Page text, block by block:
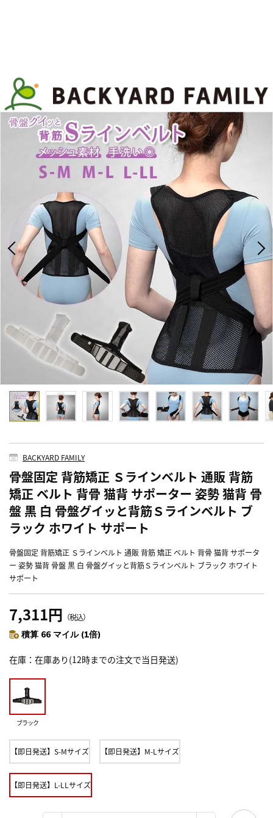
BACKYARD FAMILY
骨盤固定 背筋矯正 Ｓラインベルト 通販 背筋
矯正 ベルト 背骨 猫背 サポーター 姿勢 猫背 骨
盤 黒 白 骨盤グイッと背筋Ｓラインベルト ブ
ラック ホワイト サポート
骨盤固定 背筋矯正 Ｓラインベルト 通販 背筋 矯正 ベルト 背骨 猫背 サポータ
ー 姿勢 猫背 骨盤 黒 白 骨盤グイッと背筋Ｓラインベルト ブラック ホワイト
サポート
7,311円 （税込）
積算 66 マイル (1倍)
在庫 在庫あり(12時までの注文で当日発送)
ブラック
【即日発送】S-Mサイズ 【即日発送】M-Lサイズ
【即日発送】L-LLサイズ